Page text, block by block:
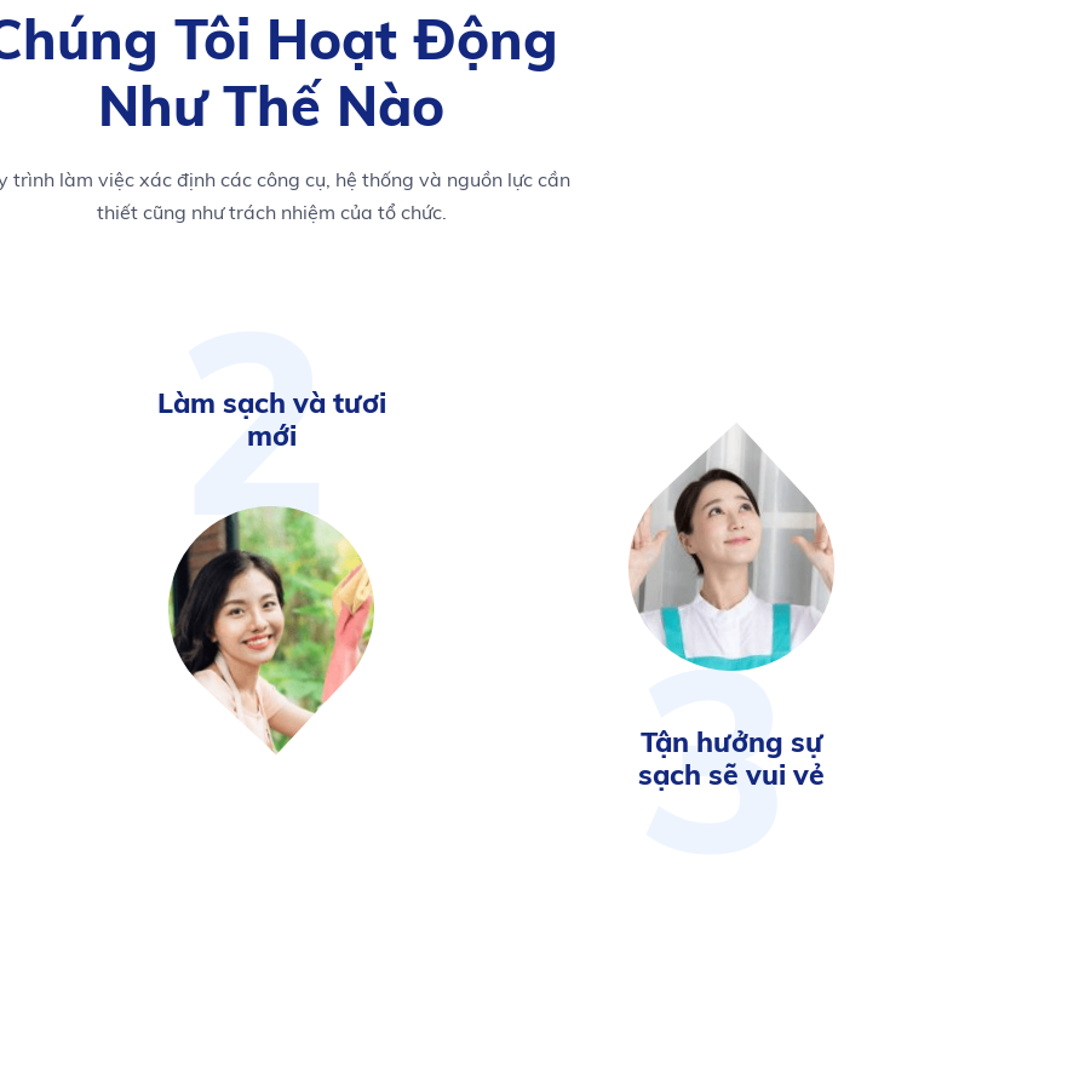
Tôi Hoạt Động
Như Thế Nào
trình làm việc xác định các công cụ, hệ thống và nguồn lực cần
thiết cũng như trách nhiệm của tổ chức.
Làm sạch và tươi
mới
2
Tận hưởng sự
sạch sẽ vui vẻ
3